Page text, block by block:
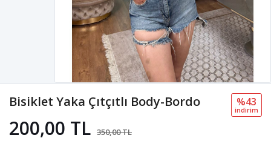
Bisiklet Yaka Çıtçıtlı Body-Bordo
200,00 TL 350,00 TL
%43
i̇ndi̇ri̇m